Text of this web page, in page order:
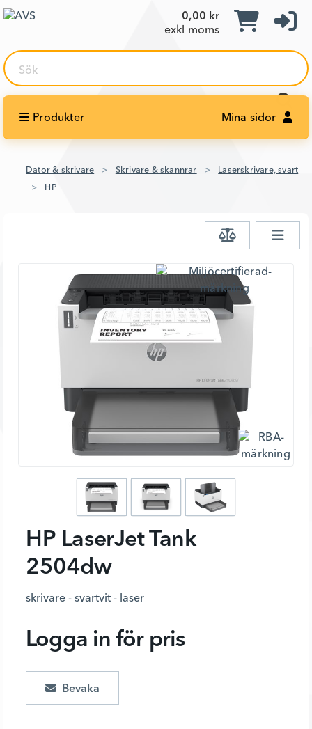
0,00 kr
exkl moms
Sök
Produkter Mina sidor
Dator & skrivare Skrivare & skannrar
Laserskrivare, svart
HP
HP LaserJet Tank
2504dw
skrivare - svartvit - laser
Logga in för pris